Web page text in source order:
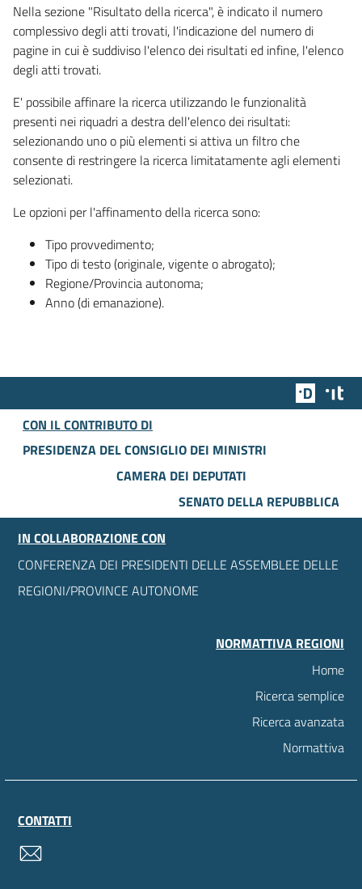
Nella sezione "Risultato della ricerca", è indicato il numero
complessivo degli atti trovati, l'indicazione del numero di
pagine in cui è suddiviso l'elenco dei risultati ed infine, l'elenco
degli atti trovati.
E' possibile affinare la ricerca utilizzando le funzionalità
presenti nei riquadri a destra dell'elenco dei risultati:
selezionando uno o più elementi si attiva un filtro che
consente di restringere la ricerca limitatamente agli elementi
selezionati.
Le opzioni per l'affinamento della ricerca sono:
Tipo provvedimento;
Tipo di testo (originale, vigente o abrogato);
Regione/Provincia autonoma;
Anno (di emanazione).
Team
CON IL CONTRIBUTO DI
PRESIDENZA DEL CONSIGLIO DEI MINISTRI
CAMERA DEI DEPUTATI
SENATO DELLA REPUBBLICA
IN COLLABORAZIONE CON
CONFERENZA DEI PRESIDENTI DELLE ASSEMBLEE DELLE
REGIONI/PROVINCE AUTONOME
NORMATTIVA REGIONI
Home
Ricerca semplice
Ricerca avanzata
Normattiva
CONTATTI